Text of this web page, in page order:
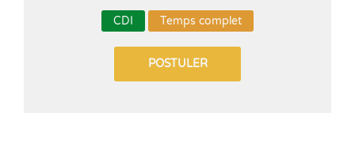
CDI Temps complet
POSTULER